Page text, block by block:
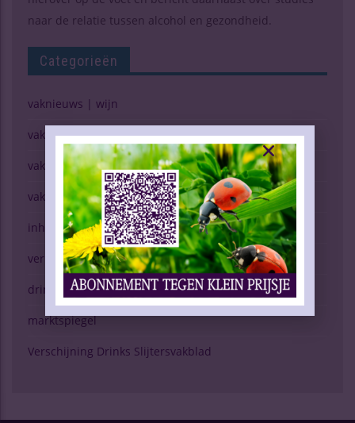
naar de relatie tussen alcohol en gezondheid.
Categorieën
vaknieuws | wijn
vaknieuws | gedistilleerd
vaknieuws | bier
vaknieuws | overig
inhoud vakblad
verkopen (g)een kunst
drinken & gezondheid
marktspiegel
Verschijning Drinks Slijtersvakblad